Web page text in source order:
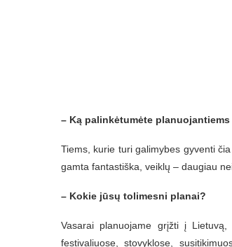
– Ką palinkėtumėte
Tiems, kurie turi galimybes gyventi
gamta fantastiška, veiklų – daugiau
– Kokie jūsų tolimesni planai?
Vasarai planuojame grįžti į
festivaliuose, stovyklose,